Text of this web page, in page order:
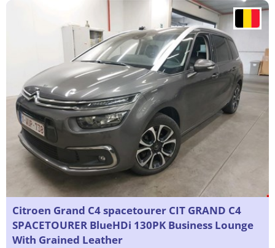
Citroen Grand C4 spacetourer CIT GRAND C4
SPACETOURER BlueHDi 130PK Business Lounge
With Grained Leather